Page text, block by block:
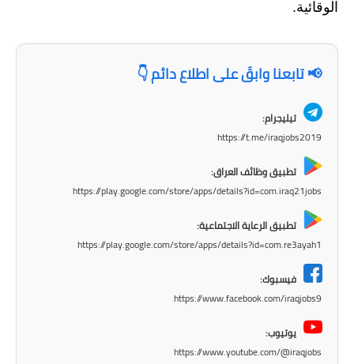
المرحلة الابتدائية
المرحلة المتوسطة
الوقائية.
📢 تابعنا وابقَ على اطلاع دائم 👇
تيليجرام:
https://t.me/iraqjobs2019
تطبيق وظائف العراق:
https://play.google.com/store/apps/details?id=com.iraq21jobs
تطبيق الرعاية الاجتماعية:
https://play.google.com/store/apps/details?id=com.re3ayah1
فيسبوك:
https://www.facebook.com/iraqjobs9
يوتيوب:
https://www.youtube.com/@iraqjobs